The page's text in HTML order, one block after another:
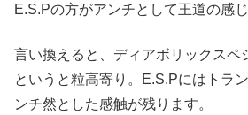
E.S.Pの方がアンチとして王道の感
言い換えると、ディアボリックスペ
というと粒高寄り。E.S.Pにはトラ
ンチ然とした感触が残ります。